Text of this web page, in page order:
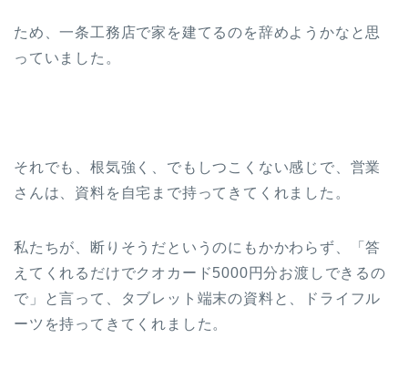
ため、一条工務店で家を建てるのを辞めようかなと思
っていました。
それでも、根気強く、でもしつこくない感じで、営業
さんは、資料を自宅まで持ってきてくれました。
私たちが、断りそうだというのにもかかわらず、「答
えてくれるだけでクオカード5000円分お渡しできるの
で」と言って、タブレット端末の資料と、ドライフル
ーツを持ってきてくれました。